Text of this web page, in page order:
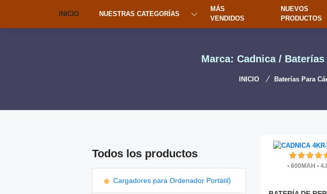
INICIO NUESTRAS CATEGORÍAS
MÁS
VENDIDOS
NUEVOS
PRODUCTOS
Marca: Cadnica /
INICIO Baterías Para
Todos los productos
Cargadores para Ordenador Portátil)
•600MAH •